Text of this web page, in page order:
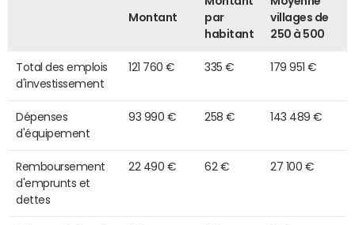
Montant
par
habitant
villages de
250 à 500
Total des emplois
d'investissement
121 760 € 335 € 179 951 €
Dépenses
d'équipement
93 990 € 258 € 143 489 €
Remboursement
d'emprunts et
dettes
22 490 € 62 € 27 100 €